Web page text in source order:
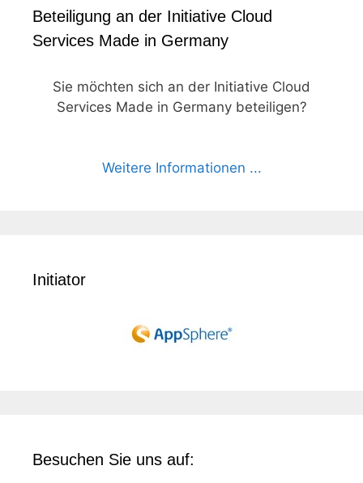
Beteiligung an der Initiative Cloud
Services Made in Germany
Sie möchten sich an der Initiative Cloud
Services Made in Germany beteiligen?
Weitere Informationen ...
Initiator
Besuchen Sie uns auf: